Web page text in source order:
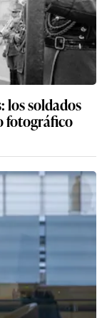
los soldados
fotográfico